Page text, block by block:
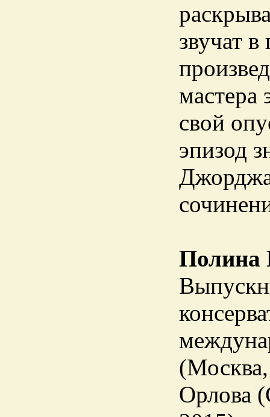
звучат
мастера
свой
эпизод
Джорджа
Полина
Орлова